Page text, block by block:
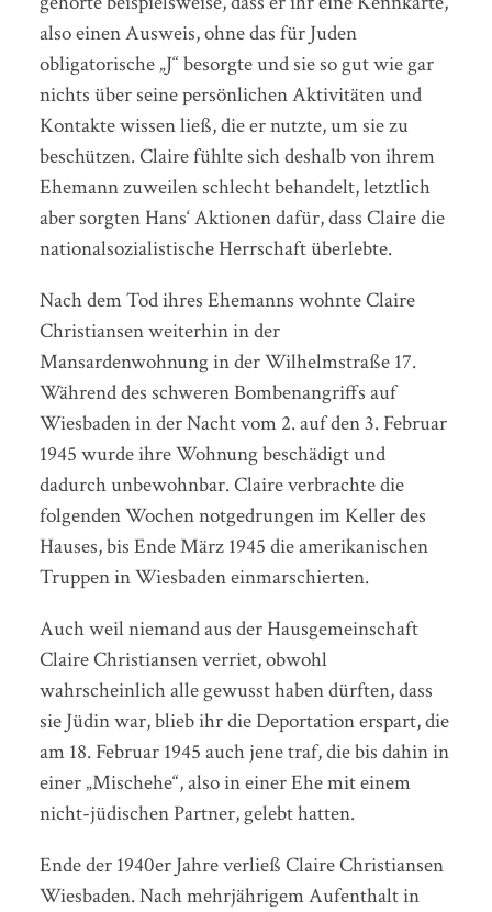
also einen Ausweis, ohne das für Juden
obligatorische „J“ besorgte und sie so gut wie gar
nichts über seine persönlichen Aktivitäten und
Kontakte wissen ließ, die er nutzte, um sie zu
beschützen. Claire fühlte sich deshalb von ihrem
Ehemann zuweilen schlecht behandelt, letztlich
aber sorgten Hans‘ Aktionen dafür, dass Claire die
nationalsozialistische Herrschaft überlebte.
Nach dem Tod ihres Ehemanns wohnte Claire
Christiansen weiterhin in der
Mansardenwohnung in der Wilhelmstraße 17.
Während des schweren Bombenangriffs auf
Wiesbaden in der Nacht vom 2. auf den 3. Februar
1945 wurde ihre Wohnung beschädigt und
dadurch unbewohnbar. Claire verbrachte die
folgenden Wochen notgedrungen im Keller des
Hauses, bis Ende März 1945 die amerikanischen
Truppen in Wiesbaden einmarschierten.
Auch weil niemand aus der Hausgemeinschaft
Claire Christiansen verriet, obwohl
wahrscheinlich alle gewusst haben dürften, dass
sie Jüdin war, blieb ihr die Deportation erspart, die
am 18. Februar 1945 auch jene traf, die bis dahin in
einer „Mischehe“, also in einer Ehe mit einem
nicht-jüdischen Partner, gelebt hatten.
Ende der 1940er Jahre verließ Claire Christiansen
Wiesbaden. Nach mehrjährigem Aufenthalt in